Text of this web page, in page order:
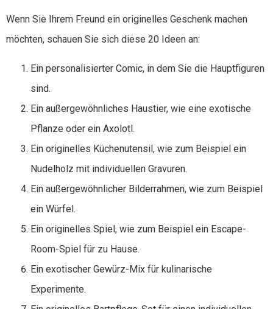
Wenn Sie Ihrem Freund ein originelles Geschenk machen
möchten, schauen Sie sich diese 20 Ideen an:
Ein personalisierter Comic, in dem Sie die Hauptfiguren
sind.
Ein außergewöhnliches Haustier, wie eine exotische
Pflanze oder ein Axolotl.
Ein originelles Küchenutensil, wie zum Beispiel ein
Nudelholz mit individuellen Gravuren.
Ein außergewöhnlicher Bilderrahmen, wie zum Beispiel
ein Würfel.
Ein originelles Spiel, wie zum Beispiel ein Escape-
Room-Spiel für zu Hause.
Ein exotischer Gewürz-Mix für kulinarische
Experimente.